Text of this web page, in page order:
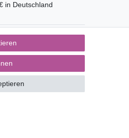
in Deutschland